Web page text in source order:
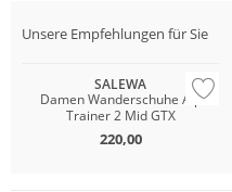
Unsere Empfehlungen für Sie
GORE-TEX
SALEWA
Damen Wanderschuhe Alp
Trainer 2 Mid GTX
220,00